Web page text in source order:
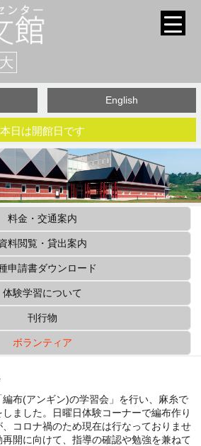
English
本日は開館日です
料金・交通案内
料閲覧・貸出案内
申請書ダウンロード
体験学習について
刊行物
ボランティア
布(アンギン)の学習会」を行い、麻糸で
ました。日曜日体験コーナーで編布作り
コロナ禍のため現在は行なっておりませ
開に向けて、指導の確認や勉強を兼ねて